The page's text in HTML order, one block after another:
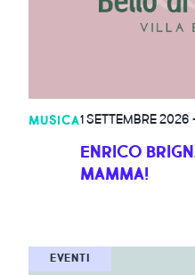
DA
MUSICA1 SETTEMBRE 2026
ENRICO
MAMMA!
EVENTI